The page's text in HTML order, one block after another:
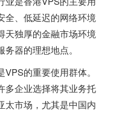
全、低延迟的网络环境
天独厚的金融市场环境
器的理想地点。
的重要使用群体。
多企业选择将其业务托
太市场，尤其是中国内